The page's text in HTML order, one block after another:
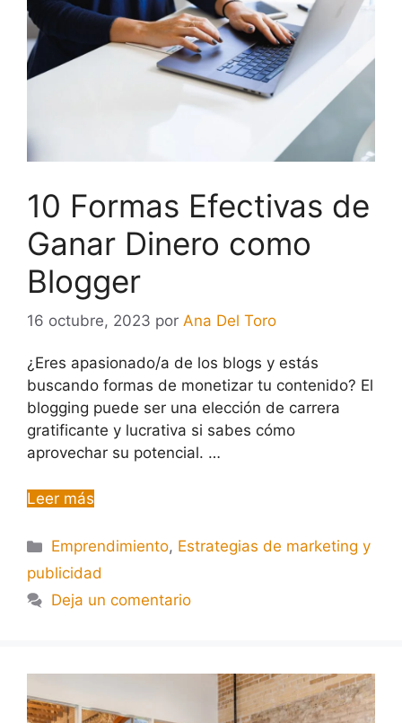
10 Formas Efectivas de
Ganar Dinero como
Blogger
16 octubre, 2023 por Ana Del Toro
¿Eres apasionado/a de los blogs y estás
buscando formas de monetizar tu contenido? El
blogging puede ser una elección de carrera
gratificante y lucrativa si sabes cómo
aprovechar su potencial. …
Leer más
Emprendimiento, Estrategias de marketing y
publicidad
Deja un comentario